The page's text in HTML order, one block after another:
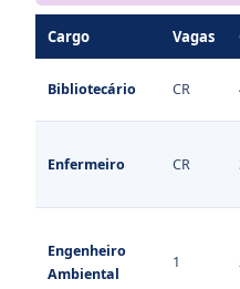
Cargo Vagas
Bibliotecário CR
Enfermeiro CR
Engenheiro
Ambiental
1